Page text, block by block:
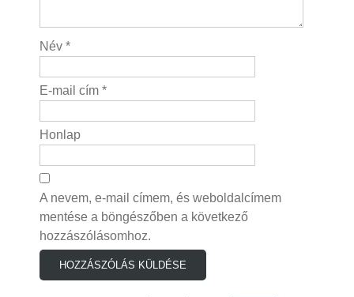
Név *
E-mail cím *
Honlap
A nevem, e-mail címem, és weboldalcímem
mentése a böngészőben a következő
hozzászólásomhoz.